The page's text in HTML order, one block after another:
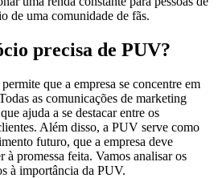
de uma comunidade de fãs.
precisa de PUV?
que a empresa se concentre em
as comunicações de marketing
ajuda a se destacar entre os
Além disso, a PUV serve como
futuro, que a empresa deve
à promessa feita. Vamos analisar os
à importância da PUV.